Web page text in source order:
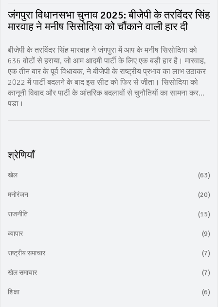
जंगपुरा विधानसभा चुनाव 2025: बीजेपी के तरविंदर सिंह
मारवाह ने मनीष सिसोदिया को चौंकाने वाली हार दी
बीजेपी के तरविंदर सिंह मारवाह ने जंगपुरा में आप के मनीष सिसोदिया को
636 वोटों से हराया, जो आम आदमी पार्टी के लिए एक बड़ी हार है। मारवाह,
एक तीन बार के पूर्व विधायक, ने बीजेपी के राष्ट्रीय प्रभाव का लाभ उठाकर
2022 में पार्टी बदलने के बाद इस सीट को फिर से जीता। सिसोदिया को
कानूनी विवाद और पार्टी के आंतरिक बदलावों से चुनौतियों का सामना करना
पड़ा।
श्रेणियाँ
खेल (63)
मनोरंजन (20)
राजनीति (15)
व्यापार (9)
राष्ट्रीय समाचार (7)
खेल समाचार (7)
शिक्षा (6)